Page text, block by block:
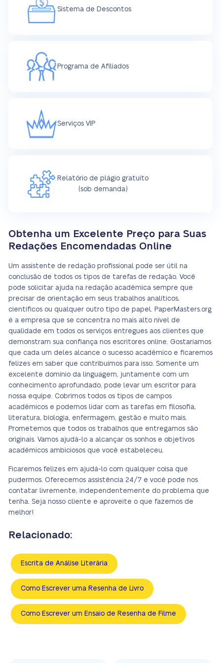
Sistema de Descontos
Programa de Afiliados
Serviços VIP
Relatório de plágio gratuito
(sob demanda)
Obtenha um Excelente Preço para Suas
Redações Encomendadas Online
Um assistente de redação profissional pode ser útil na
conclusão de todos os tipos de tarefas de redação. Você
pode solicitar ajuda na redação acadêmica sempre que
precisar de orientação em seus trabalhos analíticos,
científicos ou qualquer outro tipo de papel. PaperMasters.org
é a empresa que se concentra no mais alto nível de
qualidade em todos os serviços entregues aos clientes que
demonstram sua confiança nos escritores online. Gostaríamos
que cada um deles alcance o sucesso acadêmico e ficaremos
felizes em saber que contribuímos para isso. Somente um
excelente domínio da linguagem, juntamente com um
conhecimento aprofundado, pode levar um escritor para
nossa equipe. Cobrimos todos os tipos de campos
acadêmicos e podemos lidar com as tarefas em filosofia,
literatura, biologia, enfermagem, gestão e muito mais.
Prometemos que todos os trabalhos que entregamos são
originais. Vamos ajudá-lo a alcançar os sonhos e objetivos
acadêmicos ambiciosos que você estabeleceu.
Ficaremos felizes em ajudá-lo com qualquer coisa que
pudermos. Oferecemos assistência 24/7 e você pode nos
contatar livremente, independentemente do problema que
tenha. Seja nosso cliente e aproveite o que fazemos de
melhor!
Relacionado:
Escrita de Análise Literária
Como Escrever uma Resenha de Livro
Como Escrever um Ensaio de Resenha de Filme